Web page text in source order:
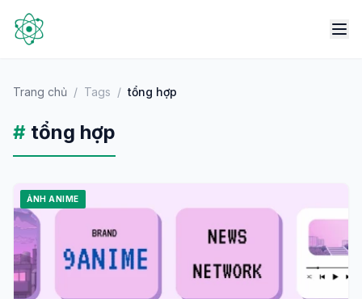
Trang chủ / Tags / tổng hợp
# tổng hợp
ẢNH ANIME